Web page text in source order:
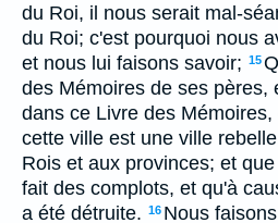
du Roi, il nous serait mal-
du Roi; c'est pourquoi nous
et nous lui faisons savoir; 15
des Mémoires de ses pères,
dans ce Livre des
cette ville est une ville
Rois et aux provinces; et
fait des complots, et qu'à
a été détruite. 16 Nous